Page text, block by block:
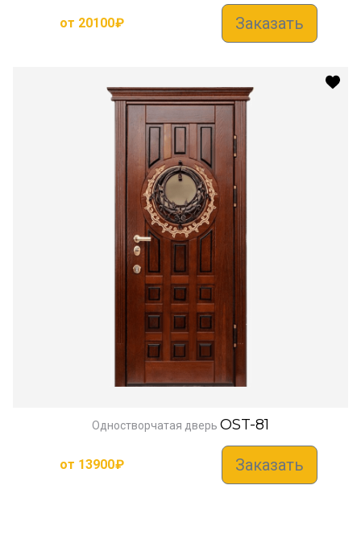
от 20100₽ Заказать
Одностворчатая дверь OST-81
от 13900₽ Заказать